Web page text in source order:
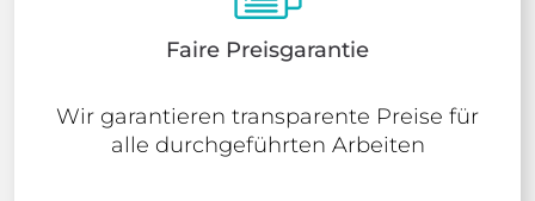
Faire Preisgarantie
Wir garantieren transparente Preise für
alle durchgeführten Arbeiten